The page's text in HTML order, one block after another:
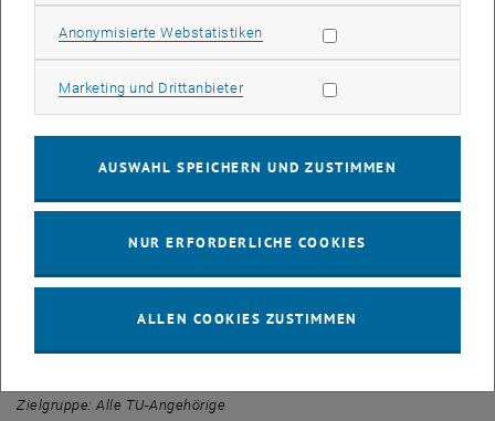
Ort: Prechtlsaal, Karlsplatz 13 (EG), 1040 Wien
Anmeldung: <link>tukids@tuwien.ac.at
Nächster Programmpunkt ist die Informationsveranstaltung für
Interessierte mit VertreterInnen der Interessengemeinschaft für
pflegende Angehörige austauschen. Im Anschluss besteht die
Start: 12:00 Uhr
Zielgruppe: Alle TU-Angehörige
Anonymisierte WebstatistikenStatistik Cookies zulassen
Marketing und DrittanbieterMarketing Cookies zulassen
AUSWAHL SPEICHERN UND ZUSTIMMEN
NUR ERFORDERLICHE COOKIES
ALLEN COOKIES ZUSTIMMEN